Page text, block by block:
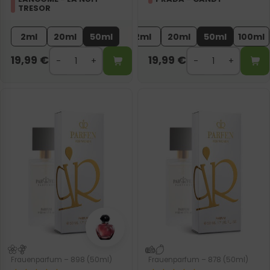
TRESOR
2ml 20ml 50ml
19,99 €
2ml 20ml 50ml 100ml
19,99 €
Frauenparfum – 898 (50ml) Frauenparfum – 878 (50ml)